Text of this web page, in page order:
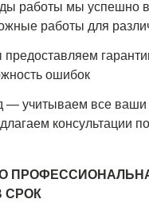
работы мы успешно
работы для
ошибок
— учитываем все ваши
консультации
СРОК